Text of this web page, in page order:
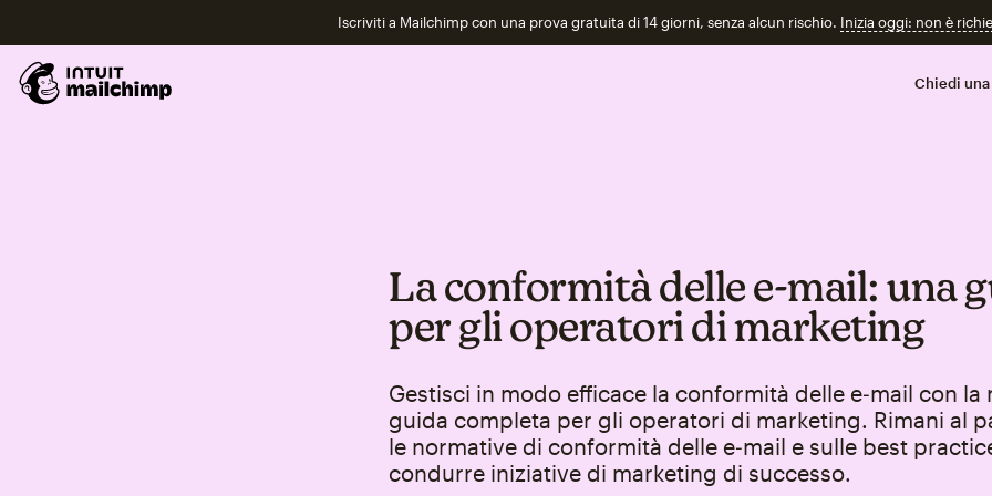
Iscriviti a Mailchimp con una prova gratuita di 14 giorni, senza alcun rischio. Inizia oggi: non è
Chiedi
La conformità delle e‑mail: una
per gli operatori di marketing
Gestisci in modo efficace la conformità delle e‑mail con la
guida completa per gli operatori di marketing. Rimani al
le normative di conformità delle e‑mail e sulle best
condurre iniziative di marketing di successo.